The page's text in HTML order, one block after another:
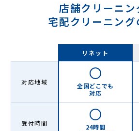
店舗クリーニン
宅配クリーニング
リネット
対応地域
全国どこでも
対応
受付時間
24時間